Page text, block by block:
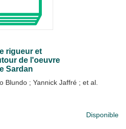
rigueur et
de l'oeuvre
Sardan
Blundo ; Yannick Jaffré ; et al.
Disponible